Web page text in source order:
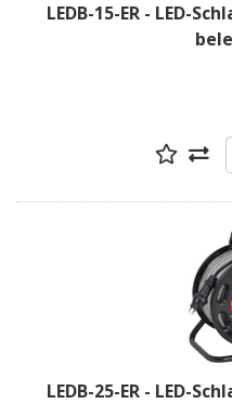
LEDB-15-ER - LED-
LEDB-25-ER - LED-